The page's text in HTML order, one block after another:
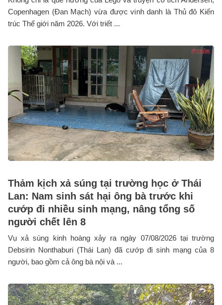
Copenhagen (Đan Mạch) vừa được vinh danh là Thủ đô Kiến
trúc Thế giới năm 2026. Với triết ...
Thảm kịch xả súng tại trường học ở Thái
Lan: Nam sinh sát hại ông bà trước khi
cướp đi nhiều sinh mạng, nâng tổng số
người chết lên 8
Vụ xả súng kinh hoàng xảy ra ngày 07/08/2026 tại trường
Debsirin Nonthaburi (Thái Lan) đã cướp đi sinh mạng của 8
người, bao gồm cả ông bà nội và ...